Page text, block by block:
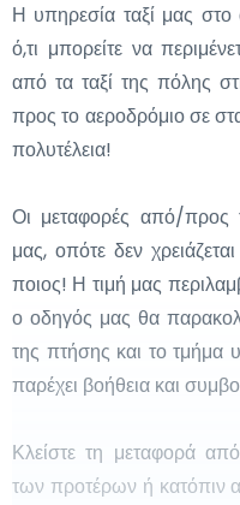
Η υπηρεσία ταξί μας
ό,τι μπορείτε να
από τα ταξί της πόλης
προς το αεροδρόμιο σε
πολυτέλεια!
Οι μεταφορές από/προς
μας, οπότε δεν
ποιος! Η τιμή μας
ο οδηγός μας θα
της πτήσης και το τμήμα
παρέχει βοήθεια και
Κλείστε τη μεταφορά
των προτέρων ή κατόπιν